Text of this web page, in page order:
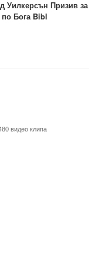
Уилкерсън Призив за
Бога Bibl
видео клипа